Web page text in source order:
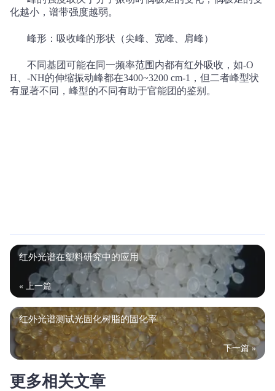
化越小，谱带强度越弱。
峰形：吸收峰的形状（尖峰、宽峰、肩峰）
不同基团可能在同一频率范围内都有红外吸收，如-O
H
-NH的伸缩振动峰都在3400~3200 cm-1 ，但二者峰型状
有显著不同，峰型的不同有助于官能团的鉴别。
红外光谱在塑料研究中的应用
« 上一篇
红外光谱测试光固化树脂的固化率
下一篇 »
更多相关文章